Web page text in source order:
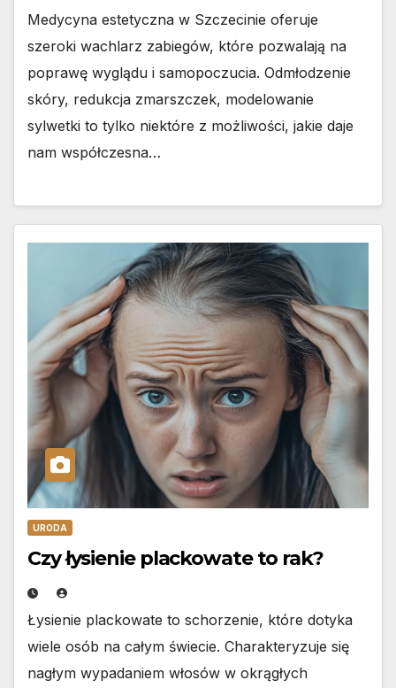
Medycyna estetyczna w Szczecinie oferuje
szeroki wachlarz zabiegów, które pozwalają na
poprawę wyglądu i samopoczucia. Odmłodzenie
skóry, redukcja zmarszczek, modelowanie
sylwetki to tylko niektóre z możliwości, jakie daje
nam współczesna…
URODA
Czy łysienie plackowate to rak?
Łysienie plackowate to schorzenie, które dotyka
wiele osób na całym świecie. Charakteryzuje się
nagłym wypadaniem włosów w okrągłych